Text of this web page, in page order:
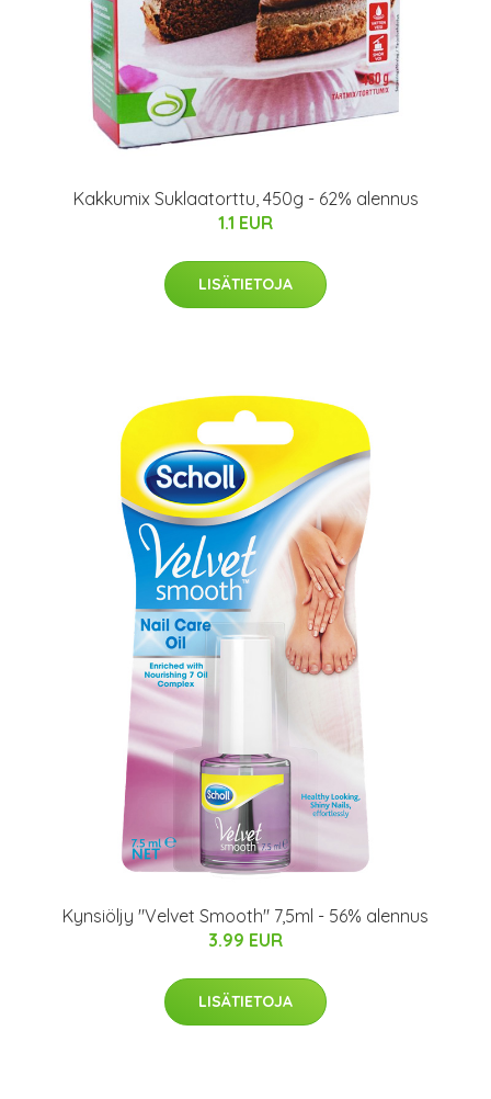
Kakkumix Suklaatorttu, 450g - 62% alennus
1.1 EUR
LISÄTIETOJA
Kynsiöljy "Velvet Smooth" 7,5ml - 56% alennus
3.99 EUR
LISÄTIETOJA